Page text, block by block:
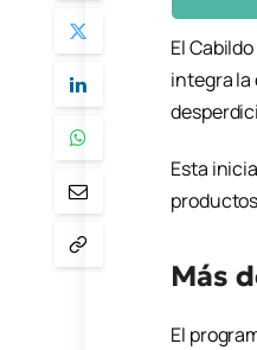
El
integra
Esta
Más
El